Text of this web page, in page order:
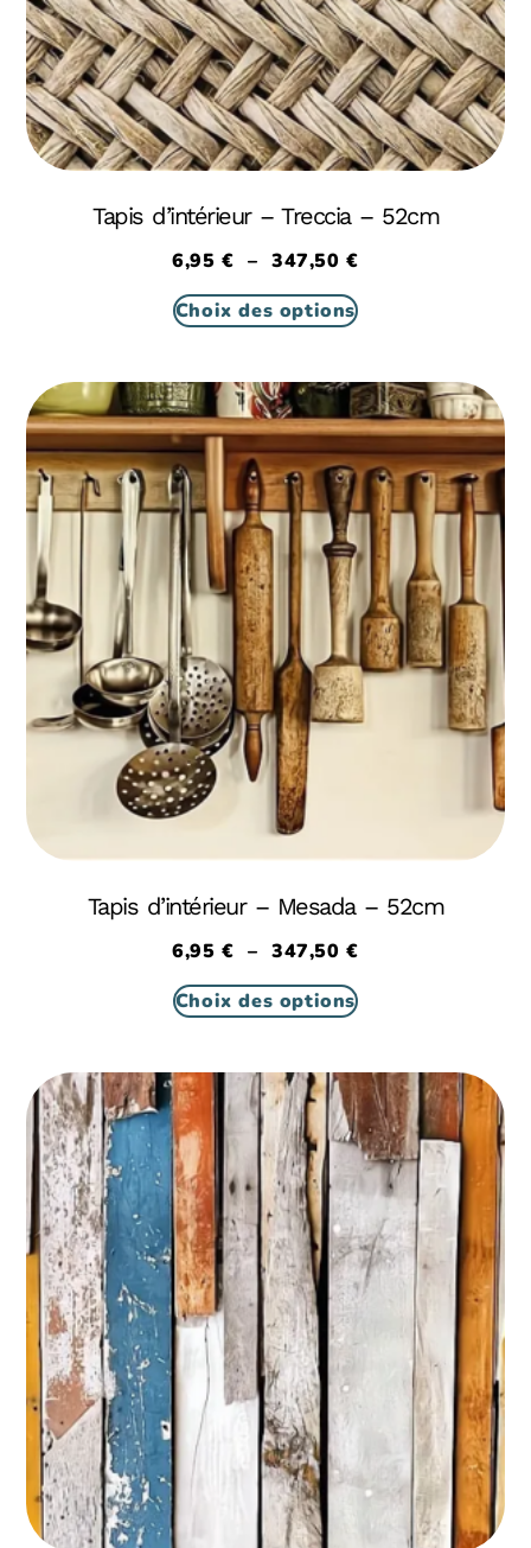
Tapis d’intérieur – Treccia – 52cm
6,95€ – 347,50€
Choix des options
Tapis d’intérieur – Mesada – 52cm
6,95€ – 347,50€
Choix des options